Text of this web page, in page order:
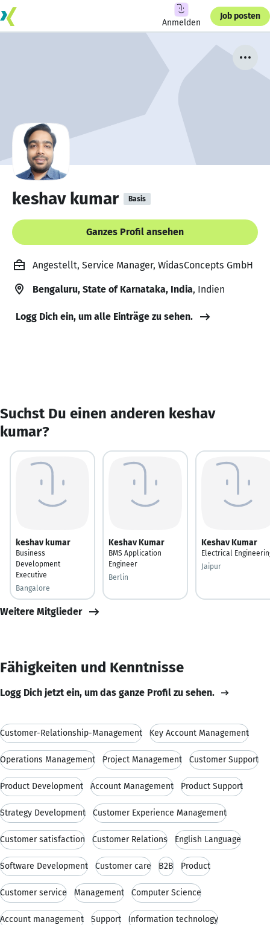
Anmelden
Job posten
keshav kumar Basis
Ganzes Profil ansehen
Angestellt, Service Manager, WidasConcepts GmbH
Bengaluru, State of Karnataka, India, Indien
Logg Dich ein, um alle Einträge zu sehen.
Suchst Du einen anderen keshav
kumar?
keshav kumar
Business
Development
Executive
Bangalore
Keshav Kumar
BMS Application
Engineer
Berlin
Keshav Kumar
Electrical
Jaipur
Weitere Mitglieder
Fähigkeiten und Kenntnisse
Logg Dich jetzt ein, um das ganze Profil zu sehen.
Customer-Relationship-Management Key Account Management
Operations Management Project Management Customer Support
Product Development Account Management Product Support
Strategy Development Customer Experience Management
Customer satisfaction Customer Relations English Language
Software Development Customer care B2B Product
Customer service Management Computer Science
Account management Support Information technology